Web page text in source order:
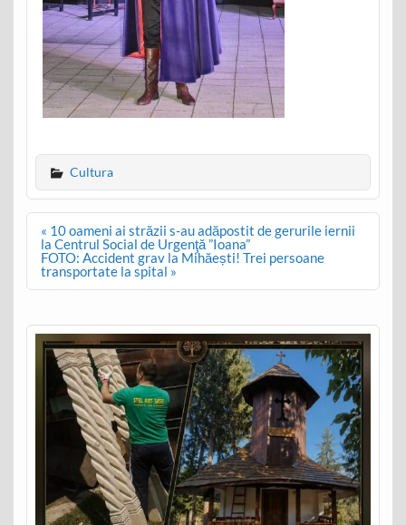
Cultura
Post
navigation
« 10 oameni ai străzii s-au adăpostit de gerurile iernii
la Centrul Social de Urgenţă ”Ioana”
FOTO: Accident grav la Mihăești! Trei persoane
transportate la spital »